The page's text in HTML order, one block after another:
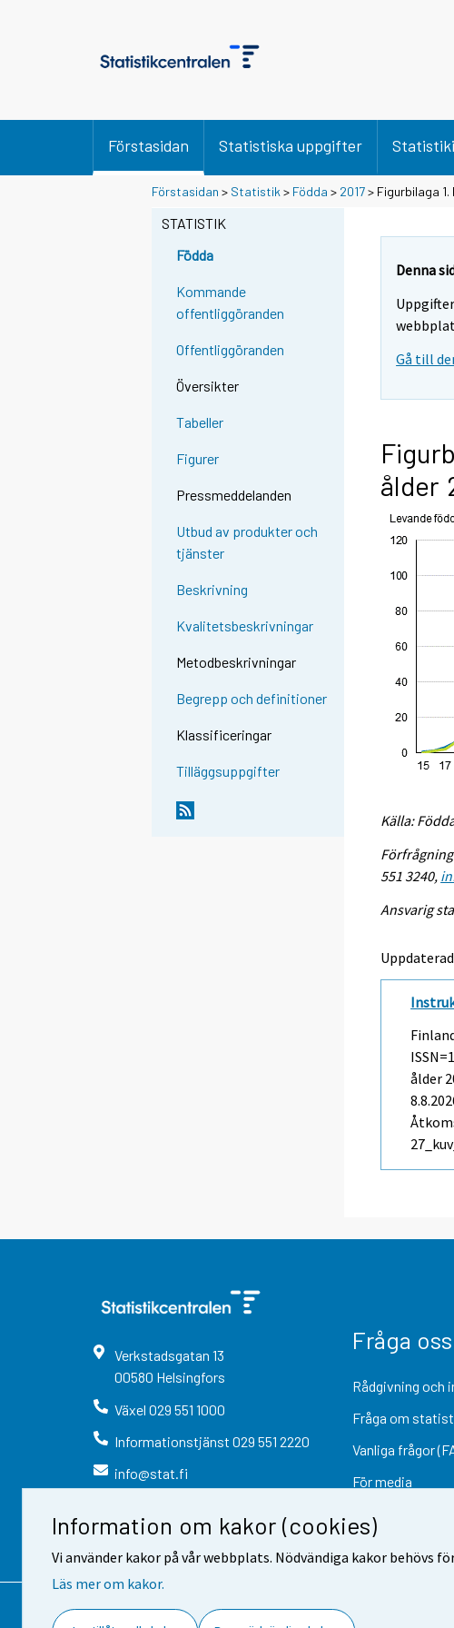
Information om kakor (cookies)
Vi använder kakor på vår webbplats. Nödvändiga kakor
Läs mer om kakor.
Förstasidan Statistiska uppgifter
Förstasidan > Statistik > Födda > 2017> Figurbilaga
STATISTIK
Födda
Kommande
offentliggöranden
Offentliggöranden
Översikter
Tabeller
Figurer
Pressmeddelanden
Utbud av produkter och
tjänster
Beskrivning
Kvalitetsbeskrivningar
Metodbeskrivningar
Begrepp och definitioner
Klassificeringar
Tilläggsuppgifter
Denna
Gå till
ålder
Källa:
551 3240,
Ansvarig
ålder
Verkstadsgatan 13
00580 Helsingfors
Växel 029 551 1000
Informationstjänst 029 551 2220
info@stat.fi
Fråga oss
Rådgivning
Fråga om
Vanliga frågor
För media
Kontaktinformation Respons